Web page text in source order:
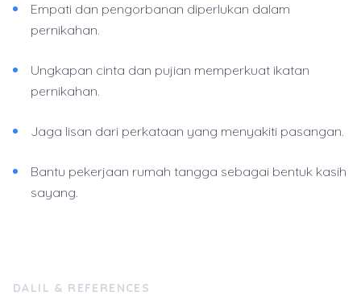
Empati dan pengorbanan diperlukan dalam
pernikahan.
Ungkapan cinta dan pujian memperkuat ikatan
pernikahan.
Jaga lisan dari perkataan yang menyakiti pasangan.
Bantu pekerjaan rumah tangga sebagai bentuk kasih
sayang.
DALIL & REFERENCES